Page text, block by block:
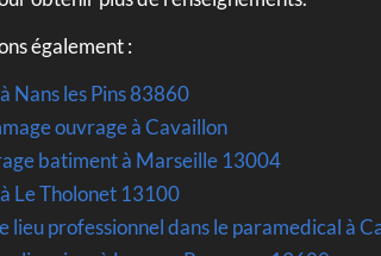
également :
Nans les Pins 83860
ouvrage à Cavaillon
batiment à Marseille 13004
Le Tholonet 13100
lieu professionnel dans le paramedical à